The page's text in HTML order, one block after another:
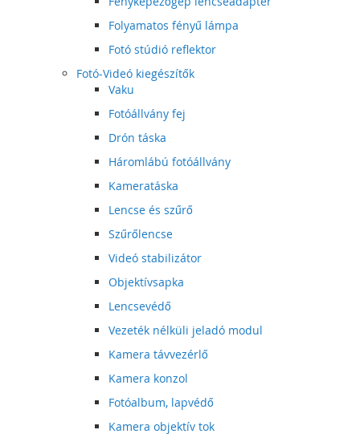
Folyamatos fényű lámpa
Fotó stúdió reflektor
Fotó-Videó kiegészítők
Vaku
Fotóállvány fej
Drón táska
Háromlábú fotóállvány
Kameratáska
Lencse és szűrő
Szűrőlencse
Videó stabilizátor
Objektívsapka
Lencsevédő
Vezeték nélküli jeladó modul
Kamera távvezérlő
Kamera konzol
Fotóalbum, lapvédő
Kamera objektív tok